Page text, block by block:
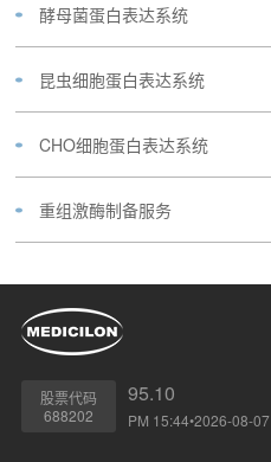
酵母菌蛋白表达系统
昆虫细胞蛋白表达系统
CHO细胞蛋白表达系统
重组激酶制备服务
股票代码
688202
95.10
PM 15:44•2026-08-07